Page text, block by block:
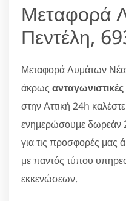
Μεταφορά
Πεντέλη,
Μεταφορά Λυμάτων Νέα
άκρως ανταγωνιστικές
στην Αττική 24h
ενημερώσουμε δωρεάν
για τις προσφορές μας
με παντός τύπου
εκκενώσεων.